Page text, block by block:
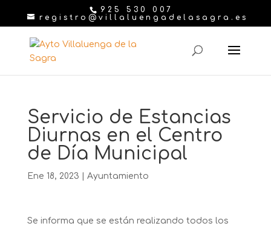
925 530 007
registro@villaluengadelasagra.es
Servicio de Estancias
Diurnas en el Centro
de Día Municipal
Ene 18, 2023 Ayuntamiento
Se informa que se están realizando todos los